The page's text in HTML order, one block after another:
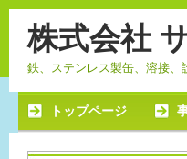
株式会社
鉄、ステンレス製缶、溶接
トップページ